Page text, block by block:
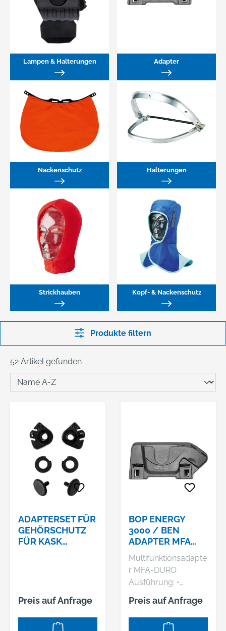
Lampen & Halterungen Adapter
Nackenschutz Halterungen
Strickhauben Kopf- & Nackenschutz
Produkte filtern
52 Artikel gefunden
ADAPTERSET FÜR
GEHÖRSCHUTZ
FÜR KASK
Preis auf Anfrage
BOP ENERGY
3000 / BEN
ADAPTER MFA
DURO
Multifunktionsadapte
r MFA-DURO
Ausführung: •
SCHUBERTH-
Duroplast-Helmen •
Preis auf Anfrage